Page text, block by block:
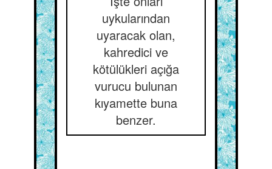
uykularından
uyaracak olan,
kahredici ve
kötülükleri açığa
vurucu bulunan
kıyamette buna
benzer.